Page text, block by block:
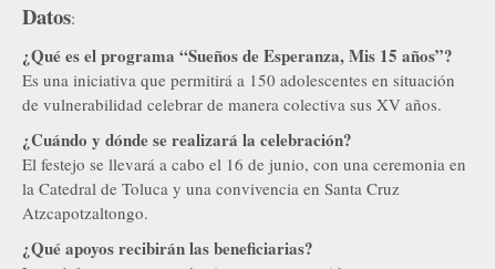
Datos:
¿Qué es el programa “Sueños de Esperanza, Mis 15 años”?
Es una iniciativa que permitirá a 150 adolescentes en situación
de vulnerabilidad celebrar de manera colectiva sus XV años.
¿Cuándo y dónde se realizará la celebración?
El festejo se llevará a cabo el 16 de junio, con una ceremonia en
la Catedral de Toluca y una convivencia en Santa Cruz
Atzcapotzaltongo.
¿Qué apoyos recibirán las beneficiarias?